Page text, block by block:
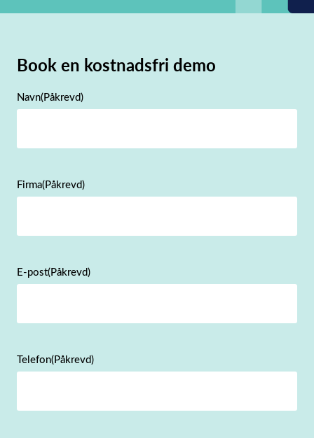
Book en kostnadsfri demo
Navn(Påkrevd)
Firma(Påkrevd)
E-post(Påkrevd)
Telefon(Påkrevd)